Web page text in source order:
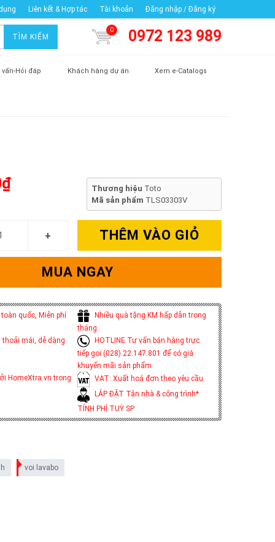
Liên kết & Hợp tác Tài khoản Đăng nhập / Đăng ký
TÌM KIẾM
0 0972 123 989
vấn-Hỏi đáp Khách hàng dự án Xem e-Catalogs
Thương hiệu Toto
Mã sản phẩm TLS03303V
THÊM VÀO GIỎ
MUA NGAY
quốc, Miễn phí
Nhiều quà tặng KM hấp dẫn trong
tháng.
mái, dễ dàng
HOTLINE Tư vấn bán hàng trực
tiếp gọi (028).22.147.801 để có giá
khuyến mãi sản phẩm
HomeXtra.vn trong
VAT: Xuất hoá đơn theo yêu cầu
LẮP ĐẶT Tận nhà & công trình*
TÍNH PHÍ TUỲ SP
voi lavabo